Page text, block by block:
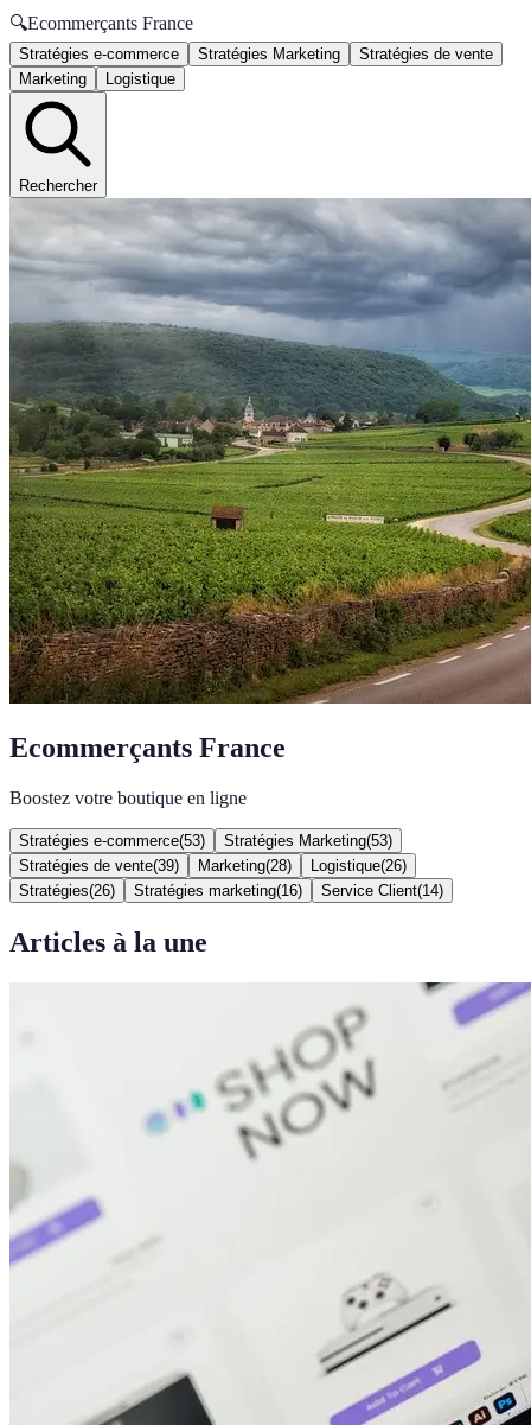
🔍Ecommerçants France
Stratégies e-commerce Stratégies Marketing
Stratégies de vente
Marketing
Logistique
Rechercher
Ecommerçants France
Boostez votre boutique en ligne
Stratégies e-commerce(53) Stratégies Marketing(53)
Stratégies de vente(39) Marketing(28) Logistique(26)
Stratégies(26) Stratégies marketing(16) Service Client(14)
Articles à la une